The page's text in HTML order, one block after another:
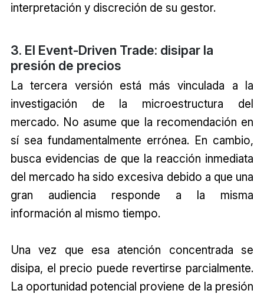
interpretación y discreción de su gestor.
3. El Event-Driven Trade: disipar la
presión de precios
La tercera versión está más vinculada a la
investigación de la microestructura del
mercado. No asume que la recomendación en
sí sea fundamentalmente errónea. En cambio,
busca evidencias de que la reacción inmediata
del mercado ha sido excesiva debido a que una
gran audiencia responde a la misma
información al mismo tiempo.
Una vez que esa atención concentrada se
disipa, el precio puede revertirse parcialmente.
La oportunidad potencial proviene de la presión